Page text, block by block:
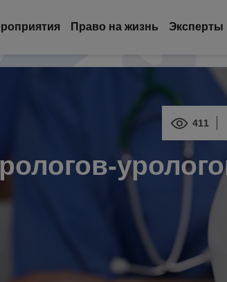
Право на жизнь Эксперты
411